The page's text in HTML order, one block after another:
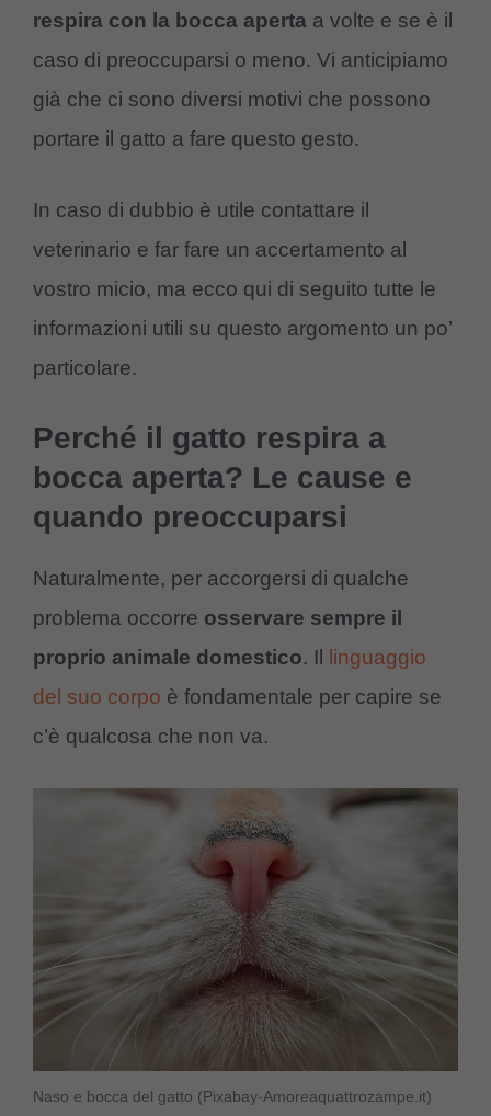
respira con la bocca aperta a volte e se è il
caso di preoccuparsi o meno. Vi anticipiamo
già che ci sono diversi motivi che possono
portare il gatto a fare questo gesto.
In caso di dubbio è utile contattare il
veterinario e far fare un accertamento al
vostro micio, ma ecco qui di seguito tutte le
informazioni utili su questo argomento un po’
particolare.
Perché il gatto respira a
bocca aperta? Le cause e
quando preoccuparsi
Naturalmente, per accorgersi di qualche
problema occorre osservare sempre il
proprio animale domestico. Il
linguaggio
del suo corpo è fondamentale per capire se
c’è qualcosa che non va.
Naso e bocca del gatto (Pixabay-Amoreaquattrozampe.it)